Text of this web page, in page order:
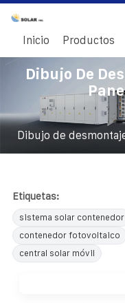
Inicio Productos
Dibujo De
Dibujo de
Etiquetas:
sistema solar contenedor
contenedor fotovoltaico
central solar móvil